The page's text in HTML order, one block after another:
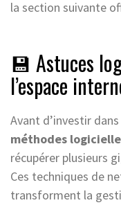
la section suivante
💾 Astuces
l’espace
Avant d’investir
méthodes
récupérer plusieurs
Ces techniques de
transforment la